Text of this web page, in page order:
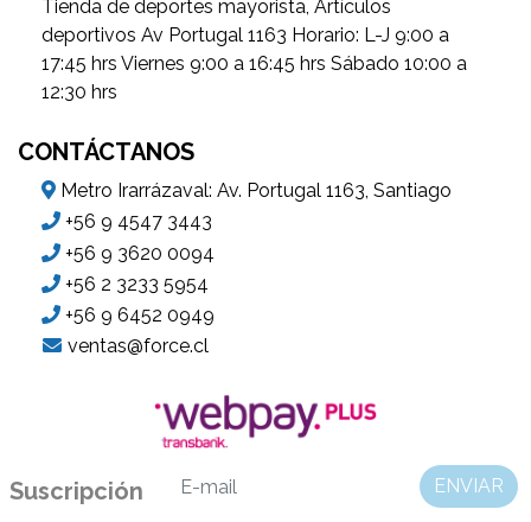
Tienda de deportes mayorista, Artículos
deportivos Av Portugal 1163 Horario: L-J 9:00 a
17:45 hrs Viernes 9:00 a 16:45 hrs Sábado 10:00 a
12:30 hrs
CONTÁCTANOS
Metro Irarrázaval: Av. Portugal 1163, Santiago
+56 9 4547 3443
+56 9 3620 0094
+56 2 3233 5954
+56 9 6452 0949
ventas@force.cl
Suscripción ENVIAR